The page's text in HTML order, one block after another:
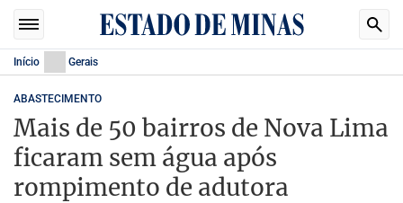
Início Gerais
ABASTECIMENTO
Mais de 50 bairros de Nova Lima
ficaram sem água após
rompimento de adutora